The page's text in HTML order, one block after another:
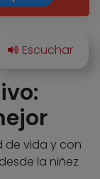
de vida y con
la niñez